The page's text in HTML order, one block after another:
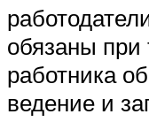
обязаны при
работника
ведение и